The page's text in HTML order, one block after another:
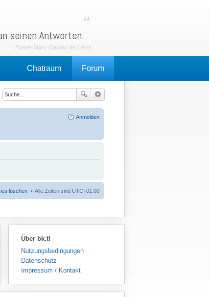
seinen Antworten.
Forum
Chatraum
Anmelden
Alle Zeiten sind UTC+01:00
löschen
Über bk.tl
Nutzungsbedingungen
Datenschutz
Impressum / Kontakt